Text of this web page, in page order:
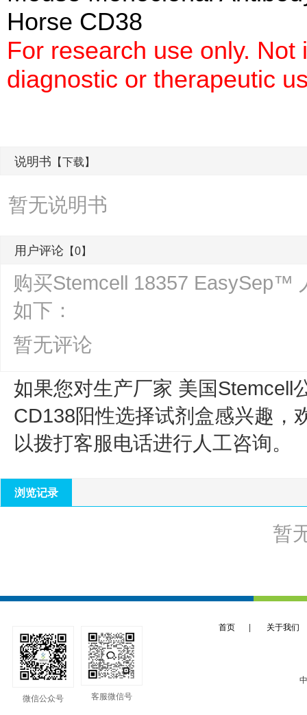
Horse CD38
For research use only.
diagnostic or therapeutic
说明书 【下载】
暂无说明书
用户评论 【0】
购买Stemcell 18357 EasySep™
如下：
暂无评论
如果您对生产厂家 美国Stemcell
CD138阳性选择试剂盒感兴趣，
以拨打客服电话进行人工咨询。
浏览记录
暂
首页 关于我们
微信公众号
客服微信号